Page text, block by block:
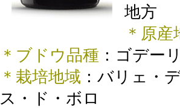
地方
＊原産
＊ブドウ品種 ：ゴデー
＊栽培地域 ：バリェ・
ス・ド・ボロ